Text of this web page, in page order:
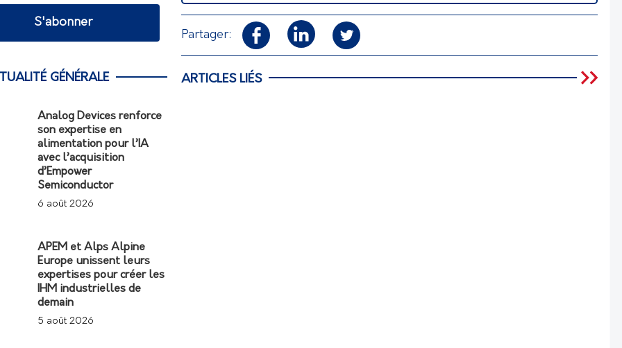
Partager:
ARTICLES LIÉS
S'abonner
GÉNÉRALE
Analog Devices renforce
son expertise en
alimentation pour l’IA
avec l’acquisition
d’Empower
Semiconductor
6 août 2026
APEM et Alps Alpine
Europe unissent leurs
expertises pour créer les
IHM industrielles de
demain
5 août 2026